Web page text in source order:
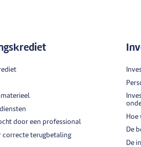
materieel
door een professional
correcte terugbetaling
Hoe
De
De